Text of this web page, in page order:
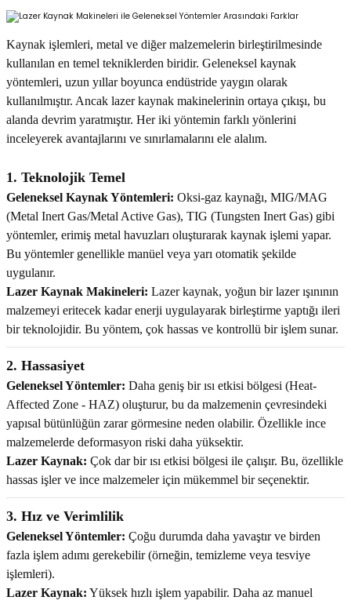
Kaynak işlemleri, metal ve diğer malzemelerin birleştirilmesinde
kullanılan en temel tekniklerden biridir. Geleneksel kaynak
yöntemleri, uzun yıllar boyunca endüstride yaygın olarak
kullanılmıştır. Ancak lazer kaynak makinelerinin ortaya çıkışı, bu
alanda devrim yaratmıştır. Her iki yöntemin farklı yönlerini
inceleyerek avantajlarını ve sınırlamalarını ele alalım.
1. Teknolojik Temel
Geleneksel Kaynak Yöntemleri: Oksi-gaz kaynağı, MIG/MAG
(Metal Inert Gas/Metal Active Gas), TIG (Tungsten Inert Gas) gibi
yöntemler, erimiş metal havuzları oluşturarak kaynak işlemi yapar.
Bu yöntemler genellikle manüel veya yarı otomatik şekilde
uygulanır.
Lazer Kaynak Makineleri: Lazer kaynak, yoğun bir lazer ışınının
malzemeyi eritecek kadar enerji uygulayarak birleştirme yaptığı ileri
bir teknolojidir. Bu yöntem, çok hassas ve kontrollü bir işlem sunar.
2. Hassasiyet
Geleneksel Yöntemler: Daha geniş bir ısı etkisi bölgesi (Heat-
Affected Zone - HAZ) oluşturur, bu da malzemenin çevresindeki
yapısal bütünlüğün zarar görmesine neden olabilir. Özellikle ince
malzemelerde deformasyon riski daha yüksektir.
Lazer Kaynak: Çok dar bir ısı etkisi bölgesi ile çalışır. Bu, özellikle
hassas işler ve ince malzemeler için mükemmel bir seçenektir.
3. Hız ve Verimlilik
Geleneksel Yöntemler: Çoğu durumda daha yavaştır ve birden
fazla işlem adımı gerekebilir (örneğin, temizleme veya tesviye
işlemleri).
Lazer Kaynak: Yüksek hızlı işlem yapabilir. Daha az manuel
Ürünleri